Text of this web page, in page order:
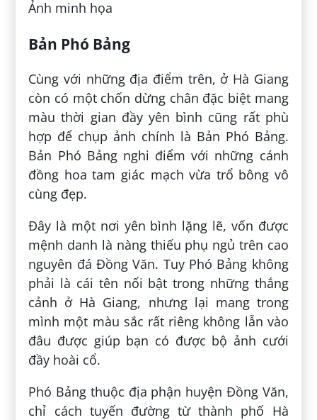
Ảnh minh họa
Bản Phó Bảng
Cùng với những địa điểm trên, ở Hà Giang
còn có một chốn dừng chân đặc biệt mang
màu thời gian đầy yên bình cũng rất phù
hợp để chụp ảnh chính là Bản Phó Bảng.
Bản Phó Bảng nghi điểm với những cánh
đồng hoa tam giác mạch vừa trổ bông vô
cùng đẹp.
Đây là một nơi yên bình lặng lẽ, vốn được
mệnh danh là nàng thiếu phụ ngủ trên cao
nguyên đá Đồng Văn. Tuy Phó Bảng không
phải là cái tên nổi bật trong những thắng
cảnh ở Hà Giang, nhưng lại mang trong
mình một màu sắc rất riêng không lẫn vào
đâu được giúp bạn có được bộ ảnh cưới
đầy hoài cổ.
Phó Bảng thuộc địa phận huyện Đồng Văn,
chỉ cách tuyến đường từ thành phố Hà